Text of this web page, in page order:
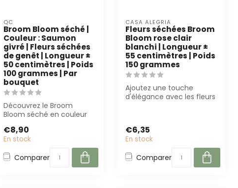
QC
Broom Bloom séché |
Couleur : Saumon
givré | Fleurs séchées
de genêt | Longueur ±
50 centimètres | Poids
100 grammes | Par
bouquet
Découvrez le Broom
Bloom séché en couleur
longueur de 50...
€8,90
En stock
Comparer
CASA ALEGRIA
Fleurs séchées Broom
Bloom rose clair
blanchi | Longueur ±
55 centimètres | Poids
150 grammes
Ajoutez une touche
d'élégance avec les fleurs
€6,35
En stock
Comparer